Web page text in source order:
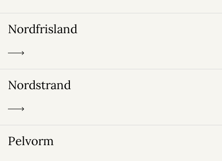
Nordfrisland
Nordstrand
Pelvorm